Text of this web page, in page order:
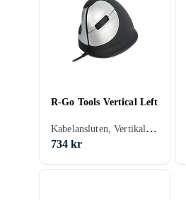
R-Go Tools Vertical Left
Kabelansluten, Vertikal, Ergonomisk, Även för vänsterhänta, Ergonomisk design, 5, 3400 dpi
734 kr